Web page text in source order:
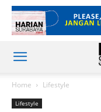
Home Lifestyle
Lifestyle